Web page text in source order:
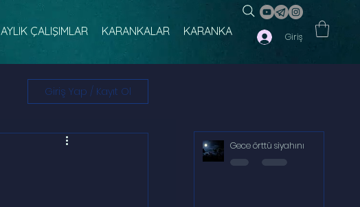
AYLIK ÇALIŞIMLAR KARANKALAR KARANKA Giriş
Giriş Yap / Kayıt Ol
Gece örttü siyahını